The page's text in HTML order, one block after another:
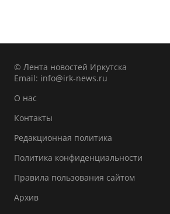
© Лента новостей Иркутска
Email: info@irk-news.ru
О нас
Контакты
Редакционная политика
Политика конфиденциальности
Правила пользования сайтом
Архив